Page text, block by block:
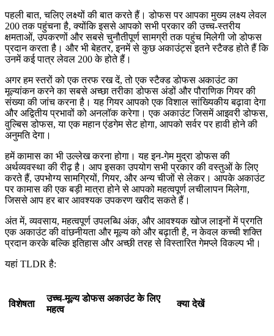
पहली बात, चलिए लक्ष्यों की बात करते हैं। डोफस पर आपका मुख्य लक्ष्य लेवल
200 तक पहुंचना है, क्योंकि इससे आपको सभी प्रकार की उच्च-स्तरीय
क्षमताओं, उपकरणों और सबसे चुनौतीपूर्ण सामग्री तक पहुंच मिलेगी जो डोफस
प्रदान करता है। और भी बेहतर, इनमें से कुछ अकाउंट्स इतने स्टैक्ड होते हैं कि
उनमें कई पात्र लेवल 200 के होते हैं।
अगर हम स्तरों को एक तरफ रख दें, तो एक स्टैक्ड डोफस अकाउंट का
मूल्यांकन करने का सबसे अच्छा तरीका डोफस अंडों और पौराणिक गियर की
संख्या की जांच करना है। यह गियर आपको एक विशाल सांख्यिकीय बढ़ावा देगा
और अद्वितीय प्रभावों को अनलॉक करेगा। एक अकाउंट जिसमें आइवरी डोफस,
वुल्बिस डोफस, या एक महान एंडगेम सेट होगा, आपको सर्वर पर हावी होने की
अनुमति देगा।
हमें कामास का भी उल्लेख करना होगा। यह इन-गेम मुद्रा डोफस की
अर्थव्यवस्था की रीढ़ है। आप इसका उपयोग सभी प्रकार की वस्तुओं के लिए
करते हैं, उपभोग्य सामग्रियों, गियर, और अन्य चीजों से लेकर। आपके अकाउंट
पर कामास की एक बड़ी मात्रा होने से आपको महत्वपूर्ण लचीलापन मिलेगा,
जिससे आप हर बार आवश्यक उपकरण खरीद सकते हैं।
अंत में, व्यवसाय, महत्वपूर्ण उपलब्धि अंक, और आवश्यक खोज लाइनों में प्रगति
एक अकाउंट की वांछनीयता और मूल्य को और बढ़ाती है, न केवल कच्ची शक्ति
प्रदान करके बल्कि इतिहास और अच्छी तरह से विस्तारित गेमप्ले विकल्प भी।
यहां TLDR है:
विशेषता
उच्च-मूल्य डोफस अकाउंट के लिए
महत्व
क्या देखें